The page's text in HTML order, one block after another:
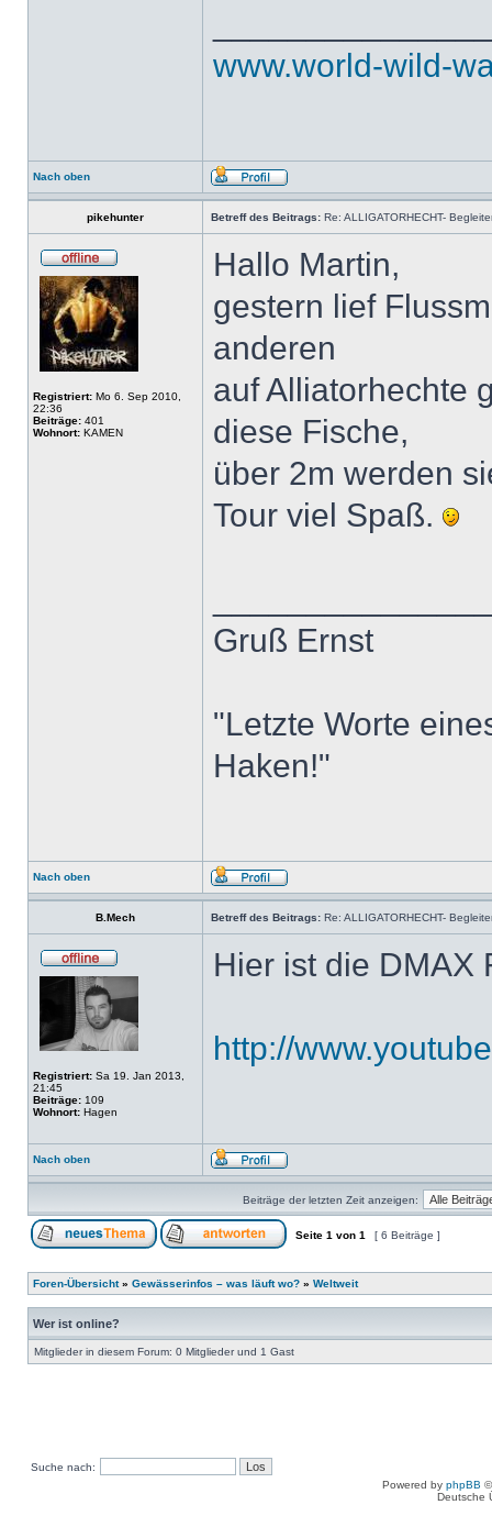
www.world-wild-
Nach oben
pikehunter Betreff des Beitrags: Re: ALLIGATORHECHT-
Registriert: Mo 6. Sep 2010,
22:36
Beiträge: 401
Wohnort: KAMEN
Hallo Martin,
gestern lief
anderen
auf Alliatorhechte
diese Fische,
über 2m werden
Tour viel Spaß.
Gruß Ernst
"Letzte Worte
Haken!"
Nach oben
B.Mech Betreff des Beitrags: Re: ALLIGATORHECHT-
Registriert: Sa 19. Jan 2013,
21:45
Beiträge: 109
Wohnort: Hagen
Hier ist die DMAX
http://
Nach oben
Beiträge der letzten Zeit anzeigen:
Seite 1 von 1 [ 6 Beiträge ]
Foren-Übersicht» Gewässerinfos – was läuft wo? » Weltweit
Wer ist online?
Mitglieder in diesem Forum: 0 Mitglieder und 1 Gast
Suche nach:
Powered by phpBB
Deutsche